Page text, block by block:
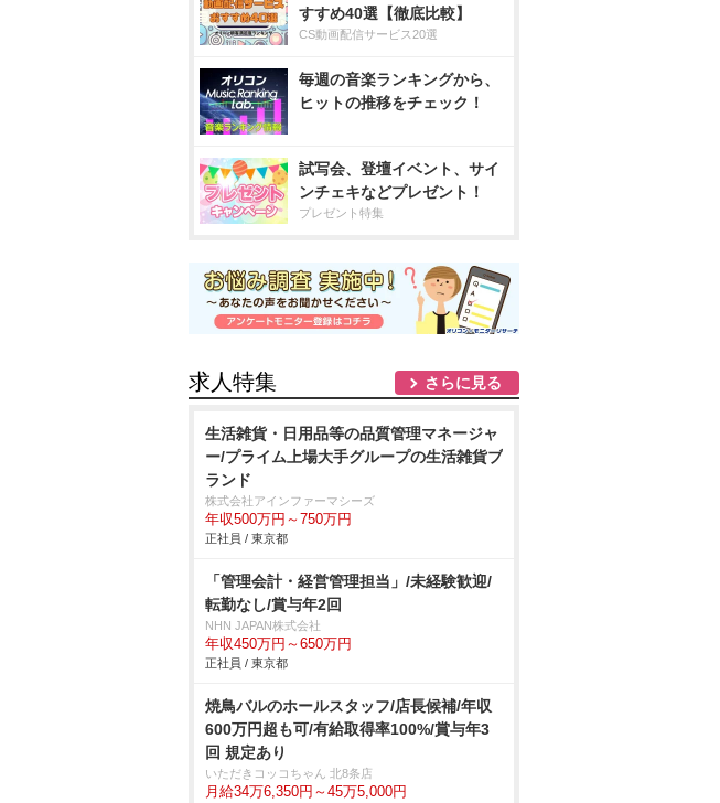
すすめ40選【徹底比較】
CS動画配信サービス20選
毎週の音楽ランキングから、
ヒットの推移をチェック！
試写会、登壇イベント、サイ
ンチェキなどプレゼント！
プレゼント特集
求人特集 さらに見る
生活雑貨・日用品等の品質管理マネージャ
ー/プライム上場大手グループの生活雑貨ブ
ランド
株式会社アインファーマシーズ
年収500万円～750万円
正社員 / 東京都
「管理会計・経営管理担当」/未経験歓迎/
転勤なし/賞与年2回
NHN JAPAN株式会社
年収450万円～650万円
正社員 / 東京都
焼鳥バルのホールスタッフ/店長候補/年収
600万円超も可/有給取得率100%/賞与年3
回 規定あり
いただきコッコちゃん 北8条店
月給34万6,350円～45万5,000円